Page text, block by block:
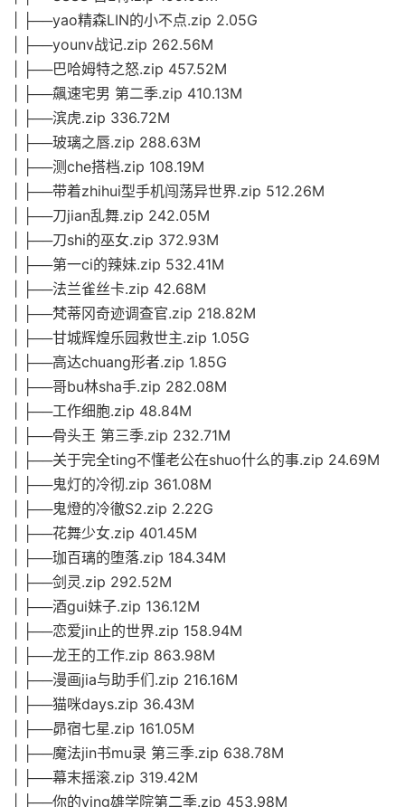
| ├──yao精森LIN的小不点.zip 2.05G
| ├──younv战记.zip 262.56M
| ├──巴哈姆特之怒.zip 457.52M
| ├──飆速宅男 第二季.zip 410.13M
| ├──滨虎.zip 336.72M
| ├──玻璃之唇.zip 288.63M
| ├──测che搭档.zip 108.19M
| ├──带着zhihui型手机闯荡异世界.zip 512.26M
| ├──刀jian乱舞.zip 242.05M
| ├──刀shi的巫女.zip 372.93M
| ├──第一ci的辣妹.zip 532.41M
| ├──法兰雀丝卡.zip 42.68M
| ├──梵蒂冈奇迹调查官.zip 218.82M
| ├──甘城辉煌乐园救世主.zip 1.05G
| ├──高达chuang形者.zip 1.85G
| ├──哥bu林sha手.zip 282.08M
| ├──工作细胞.zip 48.84M
| ├──骨头王 第三季.zip 232.71M
| ├──关于完全ting不懂老公在shuo什么的事.zip 24.69M
| ├──鬼灯的冷彻.zip 361.08M
| ├──鬼燈的冷徹S2.zip 2.22G
| ├──花舞少女.zip 401.45M
| ├──珈百璃的堕落.zip 184.34M
| ├──剑灵.zip 292.52M
| ├──酒gui妹子.zip 136.12M
| ├──恋爱jin止的世界.zip 158.94M
| ├──龙王的工作.zip 863.98M
| ├──漫画jia与助手们.zip 216.16M
| ├──猫咪days.zip 36.43M
| ├──昴宿七星.zip 161.05M
| ├──魔法jin书mu录 第三季.zip 638.78M
| ├──幕末摇滚.zip 319.42M
| ├──你的ying雄学院第二季.zip 453.98M